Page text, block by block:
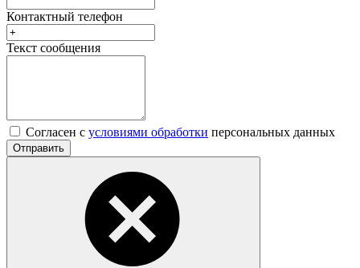
Контактный телефон
Текст сообщения
Согласен с условиями обработки персональных данных
Отправить